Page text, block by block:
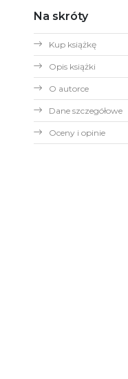
Na skróty
Kup książkę
Opis książki
O autorce
Dane szczegółowe
Oceny i opinie